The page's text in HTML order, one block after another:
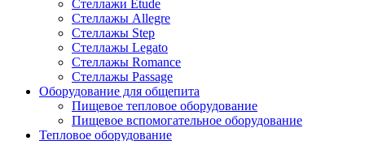
Стеллажи Etude
Стеллажы Allegre
Стеллажы Step
Стеллажы Legato
Стеллажы Romance
Стеллажы Passage
Оборудование для общепита
Пищевое тепловое оборудование
Пищевое вспомогательное оборудование
Тепловое оборудование